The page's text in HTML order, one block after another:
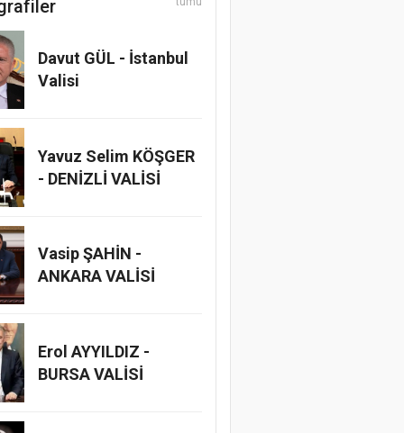
Davut GÜL - İstanbul
Valisi
Yavuz Selim KÖŞGER
- DENİZLİ VALİSİ
Vasip ŞAHİN -
ANKARA VALİSİ
Erol AYYILDIZ -
BURSA VALİSİ